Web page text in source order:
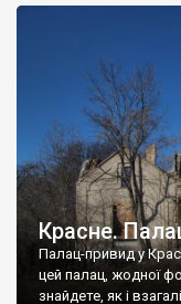
Красне.
Палац-привид у
цей палац, жодної
знайдете, як і